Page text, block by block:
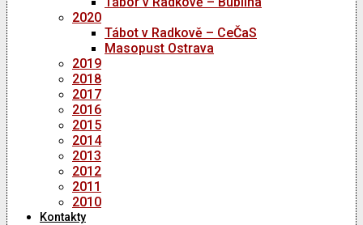
2020
Tábot v Radkově – CeČaS
Masopust Ostrava
2019
2018
2017
2016
2015
2014
2013
2012
2011
2010
Kontakty